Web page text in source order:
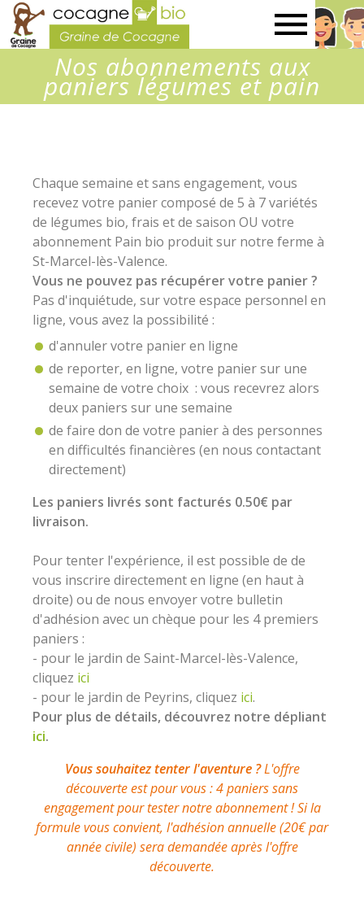
de
Nos abonnements aux
paniers légumes et pain
Chaque semaine et sans engagement, vous
recevez votre panier composé de 5 à 7 variétés
de légumes bio, frais et de saison OU votre
abonnement Pain bio produit sur notre ferme à
St-Marcel-lès-Valence.
Vous ne pouvez pas récupérer votre panier ?
Pas d'inquiétude, sur votre espace personnel en
ligne, vous avez la possibilité :
d'annuler votre panier en ligne
de reporter, en ligne, votre panier sur une
semaine de votre choix : vous recevrez alors
deux paniers sur une semaine
de faire don de votre panier à des personnes
en difficultés financières (en nous contactant
directement)
Les paniers livrés sont facturés 0.50€ par
livraison.
Pour tenter l'expérience, il est possible de de
vous inscrire directement en ligne (en haut à
droite) ou de nous envoyer votre bulletin
d'adhésion avec un chèque pour les 4 premiers
paniers :
- pour le jardin de Saint-Marcel-lès-Valence,
cliquez ici
- pour le jardin de Peyrins, cliquez ici.
Pour plus de détails, découvrez notre dépliant
ici.
Vous souhaitez tenter l'aventure ?L'offre
découverte est pour vous : 4 paniers sans
engagement pour tester notre abonnement ! Si la
formule vous convient, l'adhésion annuelle (20€ par
année civile) sera demandée après l'offre
découverte.